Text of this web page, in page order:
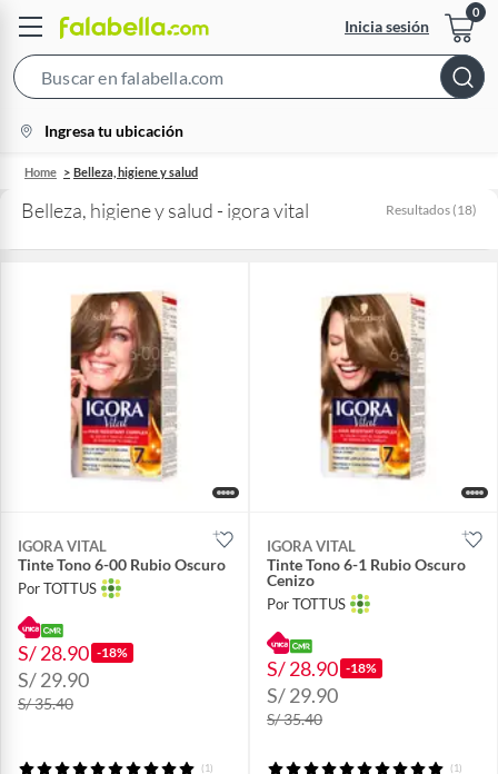
Inicia sesión
Bar
location-
icon
Ingresa tu ubicación
Home Belleza, higiene y salud
Belleza, higiene y salud - igora vital Resultados (18)
IGORA VITAL
Tinte Tono 6-00 Rubio Oscuro
Por TOTTUS
S/ 28.90 -18%
S/ 29.90
S/ 35.40
(1)
IGORA VITAL
Tinte Tono 6-1 Rubio Oscuro
Cenizo
Por TOTTUS
S/ 28.90 -18%
S/ 29.90
S/ 35.40
(1)